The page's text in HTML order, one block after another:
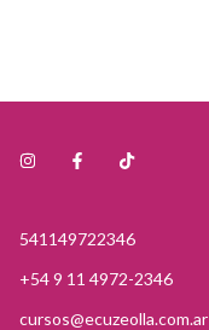
541149722346
+54 9 11 4972-2346
cursos@ecuzeolla.com.ar